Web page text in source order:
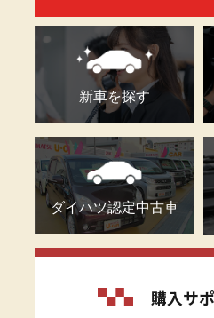
新車を探す
ダイハツ認定中古車
購入サ